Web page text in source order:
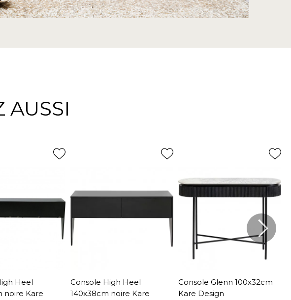
AUSSI
Heel
noire Kare
Console High Heel
140x38cm noire Kare
Console Glenn 100x32cm
Kare Design